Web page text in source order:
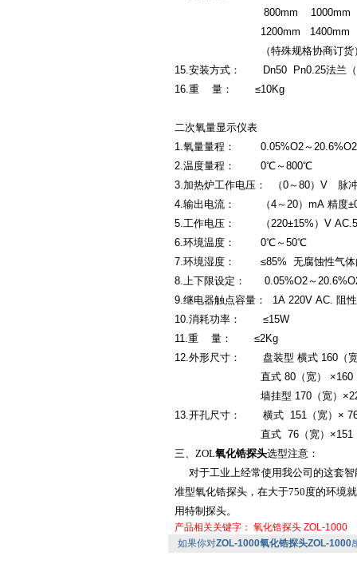
800mm 1000mm
1200mm 1400mm
（特殊规格协商订货
15.安装方式： Dn50 Pn0.25法兰（
16.重 量： ≤10Kg
二次氧量显示仪表
1.氧量量程： 0.05%O2～20.6%O2
2.温度量程： 0℃～800℃
3.加热炉工作电压： （0～80）V 脉
4.输出电流： （4～20）mA 精度
5.工作电压： （220±15%）V
6.环境温度： 0℃～50℃
7.环境湿度： ≤85% 无腐蚀性气体
8.上下限设定： 0.05%O2～
9.继电器触点容量： 1A 220V AC. 阻
10.消耗功率： ≤15W
11.重 量： ≤2Kg
12.外形尺寸： 盘装型 横式 160（宽
直式 80（宽） ×160（高
墙挂型 170（宽）×220（
13.开孔尺寸： 横式 151（宽）×
直式 76（宽）×151（
三、ZOL氧化锆探头选型注意：
对于工业上经常使用我公司的这套智
准型氧化锆探头，在大于750度的环境
用特制探头。
产品相关关键字： 氧化锆探头 ZOL-1000
如果你对ZOL-1000氧化锆探头ZOL-1000